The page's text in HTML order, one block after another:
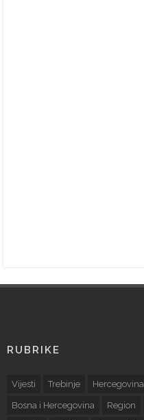
RUBRIKE
Vijesti Trebinje Hercegovina
Bosna i Hercegovina Region